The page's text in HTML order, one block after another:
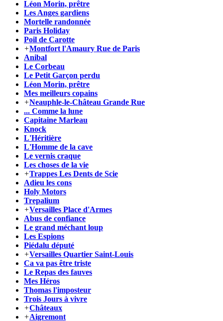
Léon Morin, prêtre
Les Anges gardiens
Mortelle randonnée
Paris Holiday
Poil de Carotte
+Montfort l'Amaury Rue de Paris
Anibal
Le Corbeau
Le Petit Garçon perdu
Léon Morin, prêtre
Mes meilleurs copains
+Neauphle-le-Château Grande Rue
... Comme la lune
Capitaine Marleau
Knock
L'Héritière
L'Homme de la cave
Le vernis craque
Les choses de la vie
+Trappes Les Dents de Scie
Adieu les cons
Holy Motors
Trepalium
+Versailles Place d'Armes
Abus de confiance
Le grand méchant loup
Les Espions
Piédalu député
+Versailles Quartier Saint-Louis
Ca va pas être triste
Le Repas des fauves
Mes Héros
Thomas l'imposteur
Trois Jours à vivre
+Châteaux
+Aigremont